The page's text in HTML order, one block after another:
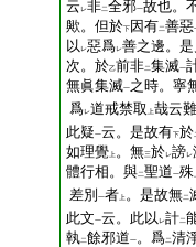
云 レ非二全邪一故也。
歟。但於下 因有二善惡
以 レ惡爲レ善之邊。
次。於乙前非二集滅一
無眞集滅一之時。寧
爲レ道戒禁取 上哉云難
此疑一云。是故有下於
如理覺 上 。無三於レ謗レ
體行相。與二聖道一殊
差別 一者 上 。是故無二
此文一云。此以 レ計二
執二餘邪道一。爲二清